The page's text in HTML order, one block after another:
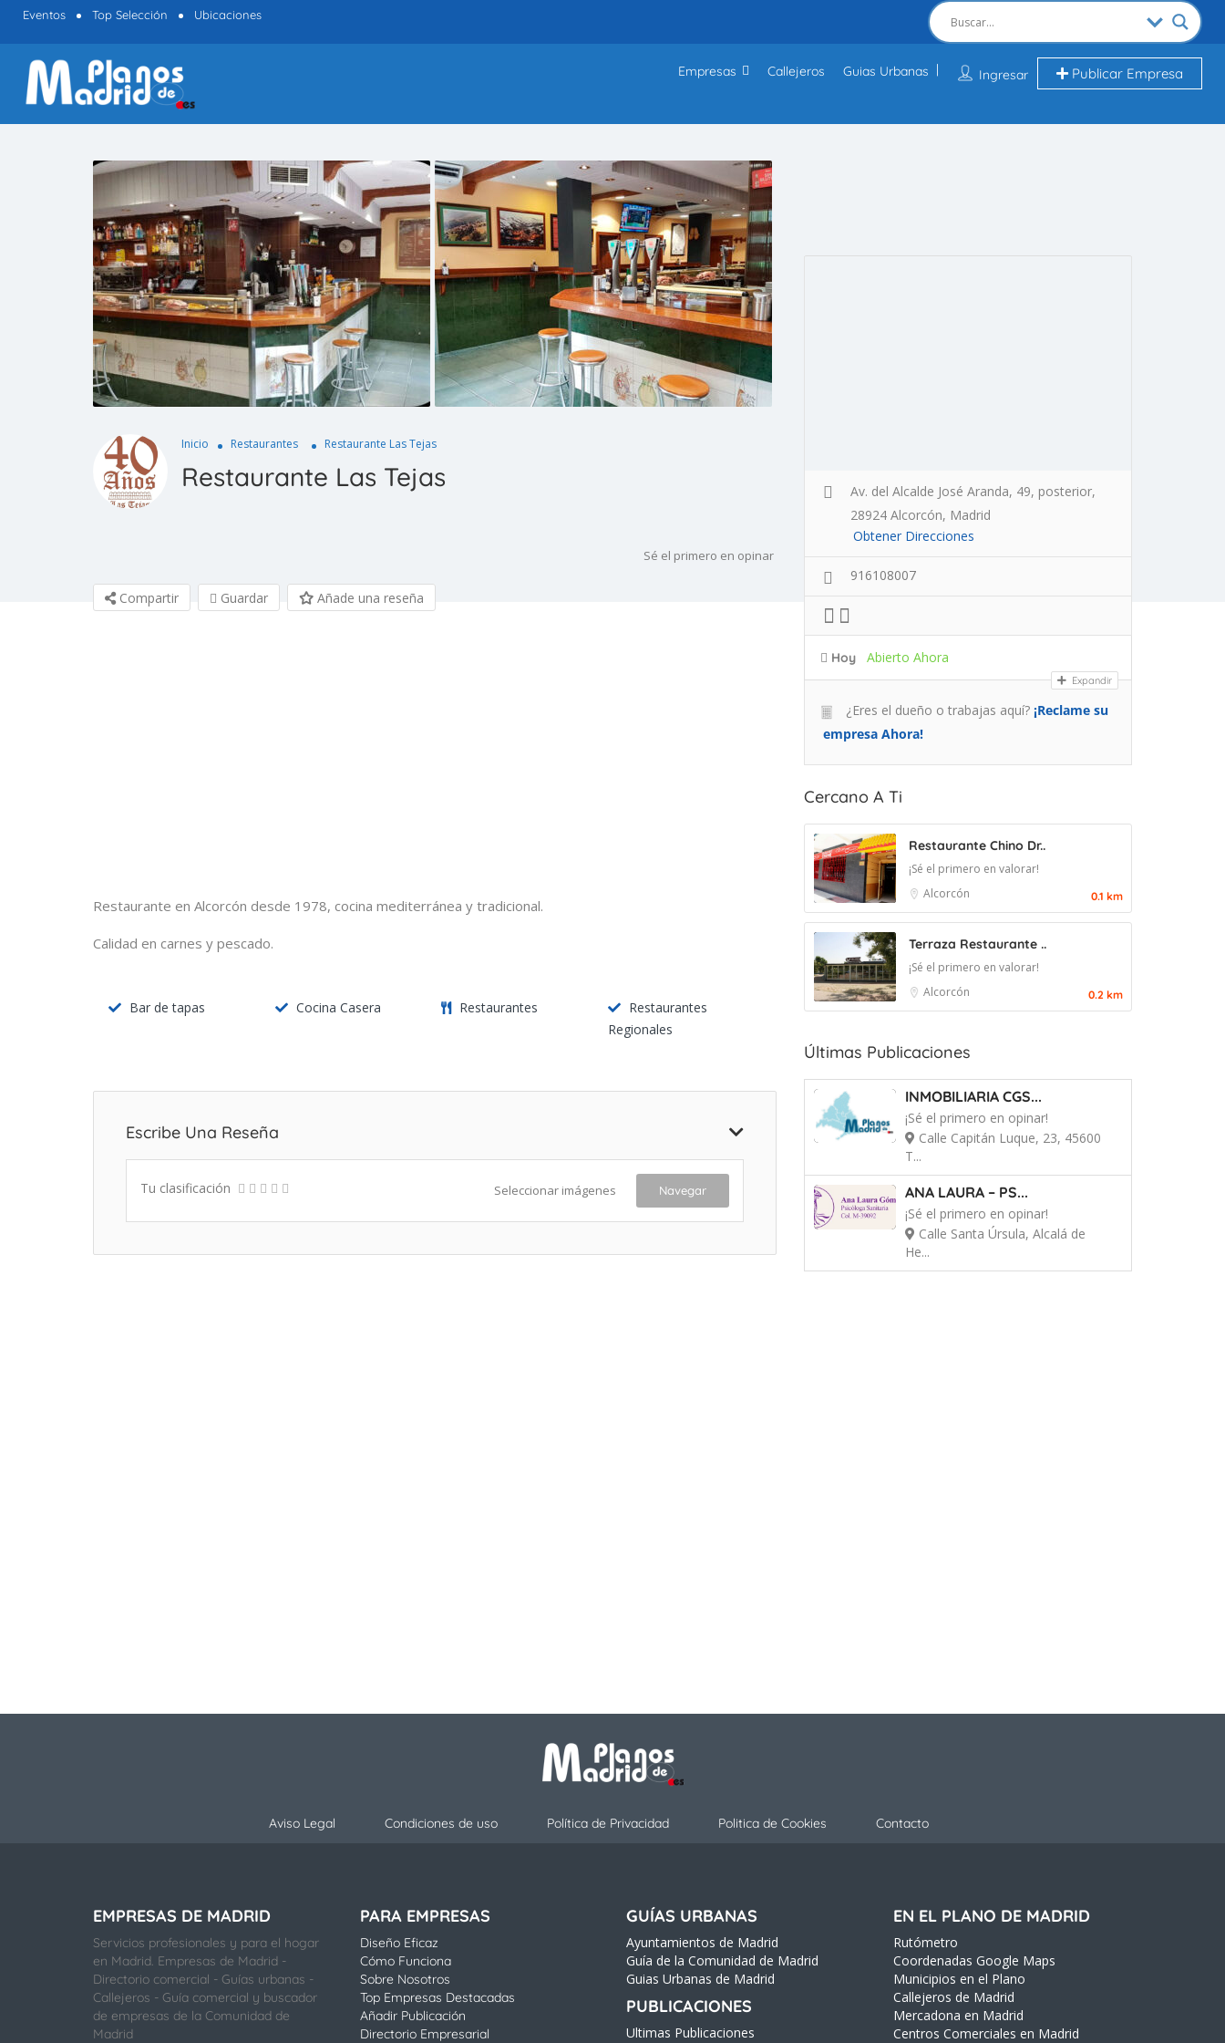
Eventos Top Selección Ubicaciones
Ingresar Publicar Empresa
Empresas Callejeros Guias Urbanas
Inicio Restaurantes Restaurante Las Tejas
Restaurante Las Tejas
Sé el primero en opinar
Compartir Guardar Añade una reseña
Restaurante en Alcorcón desde 1978, cocina mediterránea y tradicional.
Calidad en carnes y pescado.
Bar de tapas Cocina Casera Restaurantes
Restaurantes
Regionales
Escribe Una Reseña
Tu clasificación Seleccionar imágenes Navegar
Av. del Alcalde José Aranda, 49, posterior,
28924 Alcorcón, Madrid
Obtener Direcciones
916108007
Hoy Abierto Ahora
Expandir
¿Eres el dueño o trabajas aquí? ¡Reclame su
empresa Ahora!
Cercano A Ti
Restaurante Chino Dr..
¡Sé el primero en valorar!
Alcorcón
0.1 km
Terraza Restaurante ..
¡Sé el primero en valorar!
Alcorcón
0.2 km
Últimas Publicaciones
INMOBILIARIA CGS...
¡Sé el primero en opinar!
Calle Capitán Luque, 23, 45600
T...
ANA LAURA – PS...
¡Sé el primero en opinar!
Calle Santa Úrsula, Alcalá de
He...
Aviso Legal Condiciones de uso Política de Privacidad Politica de Cookies Contacto
EMPRESAS DE MADRID
Servicios profesionales y para el hogar
en Madrid. Empresas de Madrid -
Directorio comercial - Guías urbanas -
Callejeros - Guía comercial y buscador
de empresas de la Comunidad de
Madrid
PARA EMPRESAS
Diseño Eficaz
Cómo Funciona
Sobre Nosotros
Top Empresas Destacadas
Añadir Publicación
Directorio Empresarial
GUÍAS URBANAS
Ayuntamientos de Madrid
Guía de la Comunidad de Madrid
Guias Urbanas de Madrid
PUBLICACIONES
Ultimas Publicaciones
EN EL PLANO DE MADRID
Rutómetro
Coordenadas Google Maps
Municipios en el Plano
Callejeros de Madrid
Mercadona en Madrid
Centros Comerciales en Madrid